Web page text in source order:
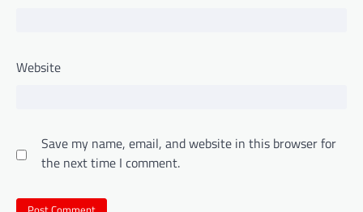
Website
Save my name, email, and website in this browser for
the next time I comment.